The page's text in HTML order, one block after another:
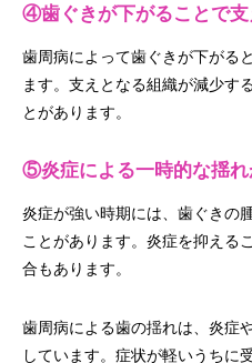
④歯ぐきが下がることで支
歯周病によって歯ぐきが下がる
ます。支えとなる組織が減少す
とがあります。
⑤炎症による一時的な揺れ
炎症が強い時期には、歯ぐきの
ことがあります。炎症を抑える
合もあります。
歯周病による歯の揺れは、炎症
しています。症状が軽いうちに